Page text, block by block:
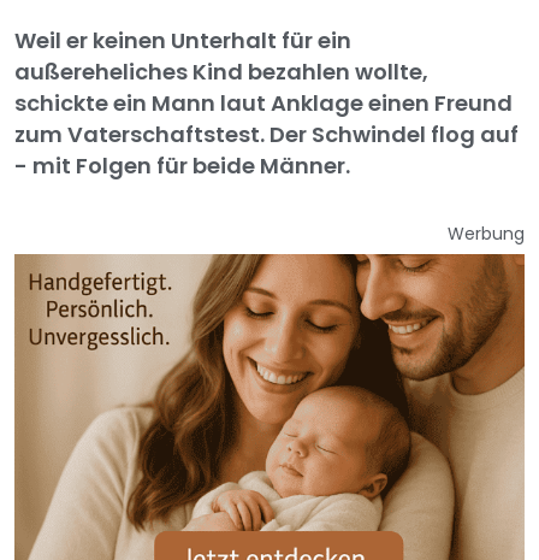
Weil er keinen Unterhalt für ein
außereheliches Kind bezahlen wollte,
schickte ein Mann laut Anklage einen Freund
zum Vaterschaftstest. Der Schwindel flog auf
- mit Folgen für beide Männer.
Werbung